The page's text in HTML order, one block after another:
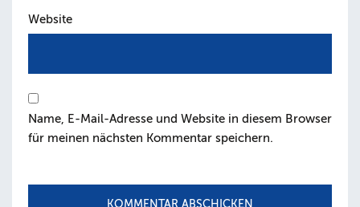
Website
Name, E-Mail-Adresse und Website in diesem Browser
für meinen nächsten Kommentar speichern.